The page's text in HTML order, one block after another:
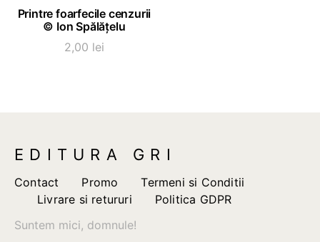
ADAUGĂ ÎN COȘ
Printre foarfecile cenzurii
© Ion Spălățelu
2,00 lei
EDITURA GRI
Contact Promo
Termeni si Conditii
Livrare si retururi
Politica GDPR
Suntem mici, domnule!